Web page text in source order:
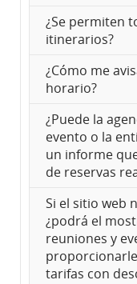
¿Se permiten
itinerarios?
¿Cómo me
horario?
¿Puede la
evento o la
un informe
de reservas
Si el sitio web
¿podrá el
reuniones y
tarifas con